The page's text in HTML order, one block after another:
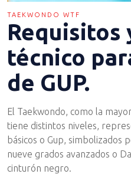
TAEKWONDO WTF
Requisitos
técnico
de GUP.
El Taekwondo, como la
tiene distintos niveles,
básicos o Gup, simbolizados
nueve grados avanzados o
cinturón negro.